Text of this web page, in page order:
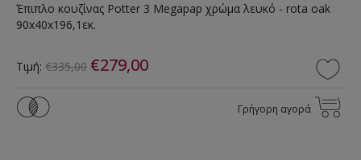
Έπιπλο κουζίνας Potter 3 Megapap χρώμα λευκό - rota oak
90x40x196,1εκ.
Τιμή: €335,00 €279,00
Γρήγορη αγορά